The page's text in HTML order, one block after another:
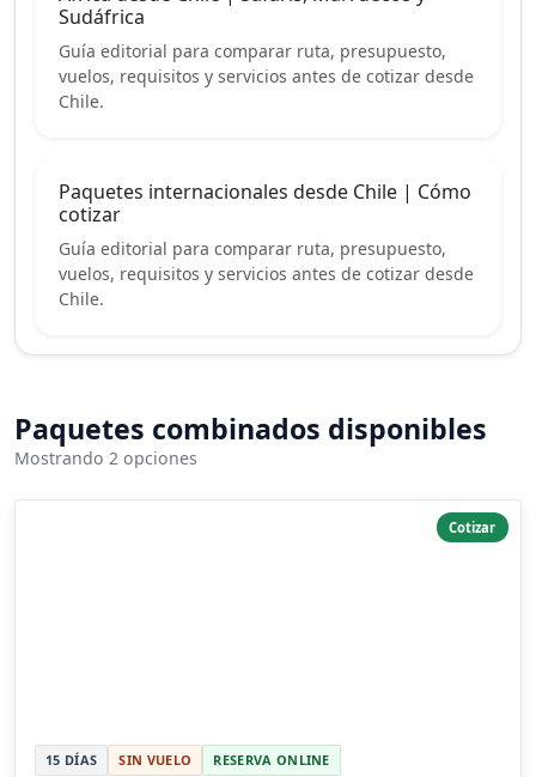
Sudáfrica
Guía editorial para comparar ruta, presupuesto,
vuelos, requisitos y servicios antes de cotizar desde
Chile.
Paquetes internacionales desde Chile | Cómo
cotizar
Guía editorial para comparar ruta, presupuesto,
vuelos, requisitos y servicios antes de cotizar desde
Chile.
Paquetes combinados disponibles
Mostrando 2 opciones
Cotizar
15 DÍAS SIN VUELO RESERVA ONLINE